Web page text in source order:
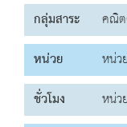
กลุ่มสาระ
คณิ
หน่วย
หน่ว
ชั่วโมง
หน่ว